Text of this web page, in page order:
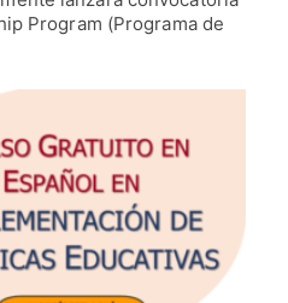
Program (Programa de